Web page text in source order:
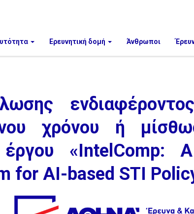
Ερευνητική δομή Άνθρωποι
χρόνου ή
«IntelComp:
for AI-based STI